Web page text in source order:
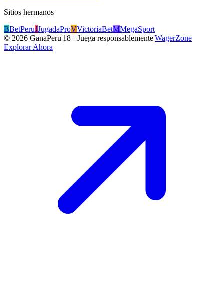
Sitios hermanos
BBetPeruJJugadaProVVictoriaBetMMegaSport
© 2026 GanaPeru|18+ Juega responsablemente|WagerZone
Explorar Ahora